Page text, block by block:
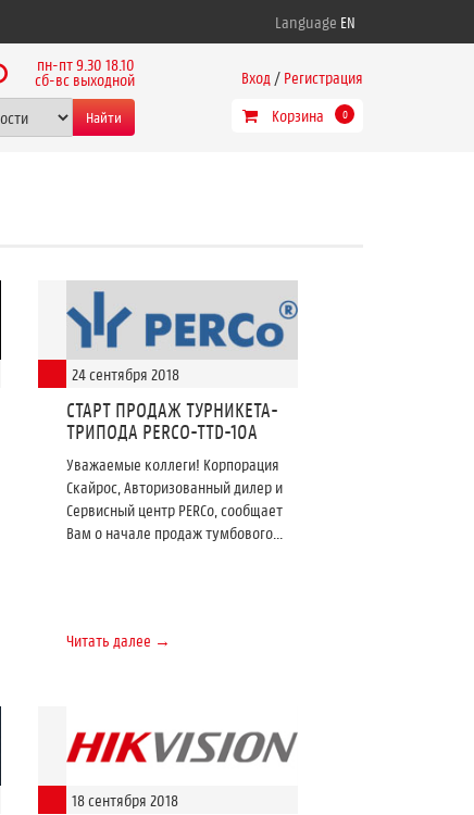
Language EN
пн-пт 9.30 18.10
сб-вс выходной
Найти
Вход / Регистрация
Корзина
0
24 сентября 2018
СТАРТ ПРОДАЖ ТУРНИКЕТА-
ТРИПОДА PERCO-TTD-10A
Уважаемые коллеги! Корпорация
Скайрос, Авторизованный дилер и
Сервисный центр PERCo, сообщает
Вам о начале продаж тумбового...
Читать далее →
18 сентября 2018